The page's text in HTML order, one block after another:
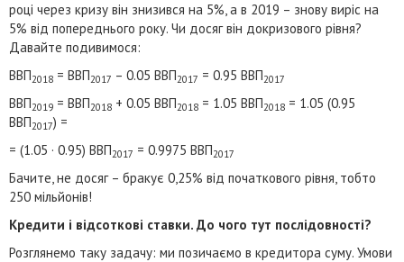
році через кризу він знизився на 5%, а в 2019 – знову виріс на
5% від попереднього року. Чи досяг він докризового рівня?
Давайте подивимося:
ВВП2018 = ВВП2017 – 0.05 ВВП2017 = 0.95 ВВП2017
ВВП2019 = ВВП2018 + 0.05 ВВП2018 = 1.05 ВВП2018 = 1.05 (0.95
ВВП2017) =
= (1.05 · 0.95) ВВП2017 = 0.9975 ВВП2017
Бачите, не досяг – бракує 0,25% від початкового рівня, тобто
250 мільйонів!
Кредити і відсоткові ставки. До чого тут послідовності?
Розглянемо таку задачу: ми позичаємо в кредитора суму. Умови